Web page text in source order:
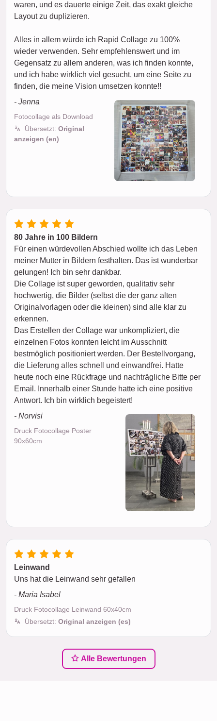
waren, und es dauerte einige Zeit, das exakt gleiche
Layout zu duplizieren.
Alles in allem würde ich Rapid Collage zu 100%
wieder verwenden. Sehr empfehlenswert und im
Gegensatz zu allem anderen, was ich finden konnte,
und ich habe wirklich viel gesucht, um eine Seite zu
finden, die meine Vision umsetzen konnte!!
- Jenna
Fotocollage als Download
Übersetzt: Original
anzeigen (en)
80 Jahre in 100 Bildern
Für einen würdevollen Abschied wollte ich das Leben
meiner Mutter in Bildern festhalten. Das ist wunderbar
gelungen! Ich bin sehr dankbar.
Die Collage ist super geworden, qualitativ sehr
hochwertig, die Bilder (selbst die der ganz alten
Originalvorlagen oder die kleinen) sind alle klar zu
erkennen.
Das Erstellen der Collage war unkompliziert, die
einzelnen Fotos konnten leicht im Ausschnitt
bestmöglich positioniert werden. Der Bestellvorgang,
die Lieferung alles schnell und einwandfrei. Hatte
heute noch eine Rückfrage und nachträgliche Bitte per
Email. Innerhalb einer Stunde hatte ich eine positive
Antwort. Ich bin wirklich begeistert!
- Norvisi
Druck Fotocollage Poster
90x60cm
Leinwand
Uns hat die Leinwand sehr gefallen
- Maria Isabel
Druck Fotocollage Leinwand 60x40cm
Übersetzt: Original anzeigen (es)
Alle Bewertungen